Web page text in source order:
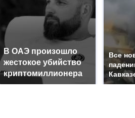
В ОАЭ произошло
жестокое убийство
криптомиллионера
Все